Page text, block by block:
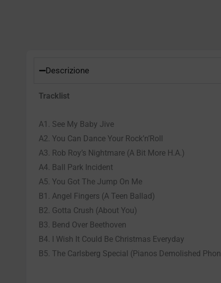
Descrizione
Tracklist
A1. See My Baby Jive
A2. You Can Dance Your Rock’n’Roll
A3. Rob Roy’s Nightmare (A Bit More H.A.)
A4. Ball Park Incident
A5. You Got The Jump On Me
B1. Angel Fingers (A Teen Ballad)
B2. Gotta Crush (About You)
B3. Bend Over Beethoven
B4. I Wish It Could Be Christmas Everyday
B5. The Carlsberg Special (Pianos Demolished